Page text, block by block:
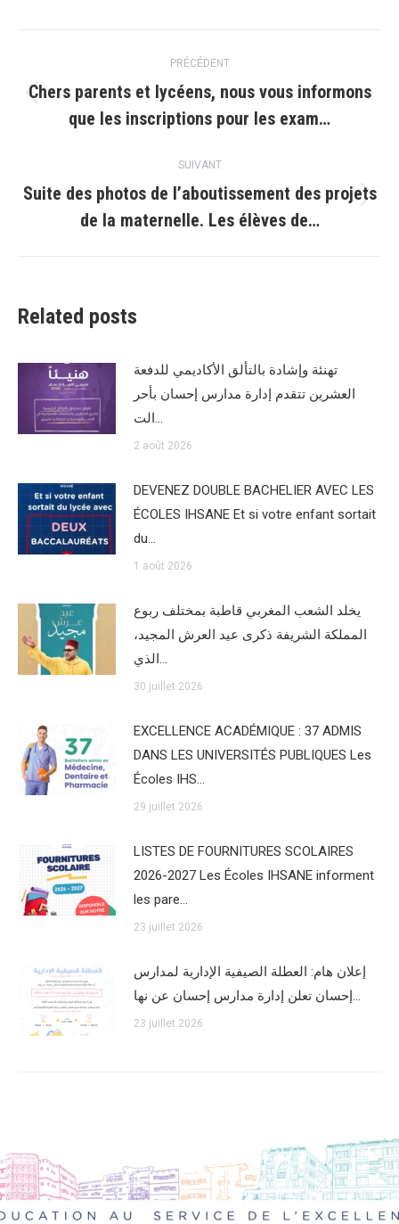
article
PRÉCÉDENT
Article
précédent
Chers parents et lycéens, nous vous informons
que les inscriptions pour les exam…
SUIVANT
Article
suivant
Suite des photos de l’aboutissement des projets
de la maternelle. Les élèves de…
Related posts
تهنئة وإشادة بالتألق الأكاديمي للدفعة
العشرين تتقدم إدارة مدارس إحسان بأحر
الت…
2 août 2026
DEVENEZ DOUBLE BACHELIER AVEC LES
ÉCOLES IHSANE Et si votre enfant sortait
du…
1 août 2026
يخلد الشعب المغربي قاطبة بمختلف ربوع
المملكة الشريفة ذكرى عيد العرش المجيد،
الذي…
30 juillet 2026
EXCELLENCE ACADÉMIQUE : 37 ADMIS
DANS LES UNIVERSITÉS PUBLIQUES Les
Écoles IHS…
29 juillet 2026
LISTES DE FOURNITURES SCOLAIRES
2026-2027 Les Écoles IHSANE informent
les pare…
23 juillet 2026
إعلان هام: العطلة الصيفية الإدارية لمدارس
إحسان تعلن إدارة مدارس إحسان عن نها…
23 juillet 2026